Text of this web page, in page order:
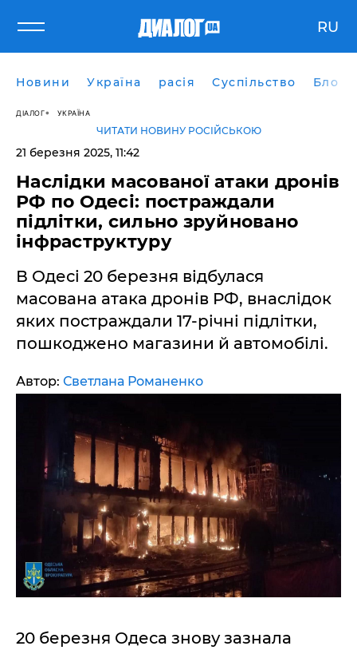
RU
Новини Україна расія Суспільство Блоги
ДІАЛОГ УКРАЇНА
ЧИТАТИ НОВИНУ РОСІЙСЬКОЮ
21 березня 2025, 11:42
Наслідки масованої атаки дронів
РФ по Одесі: постраждали
підлітки, сильно зруйновано
інфраструктуру
В Одесі 20 березня відбулася
масована атака дронів РФ, внаслідок
яких постраждали 17-річні підлітки,
пошкоджено магазини й автомобілі.
Автор: Светлана Романенко
20 березня Одеса знову зазнала